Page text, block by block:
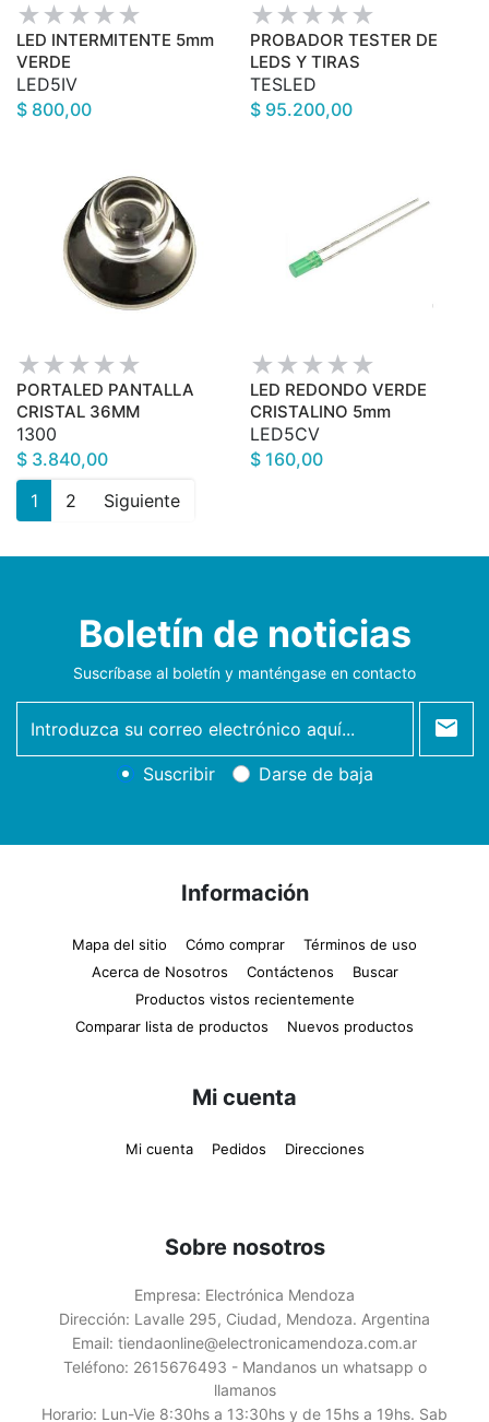
LED INTERMITENTE 5mm
VERDE
LED5IV
$ 800,00
PROBADOR TESTER DE
LEDS Y TIRAS
TESLED
$ 95.200,00
PORTALED PANTALLA
CRISTAL 36MM
1300
$ 3.840,00
LED REDONDO VERDE
CRISTALINO 5mm
LED5CV
$ 160,00
1
2 Siguiente
Boletín de noticias
Suscríbase al boletín y manténgase en contacto
newsletter
Suscribir Darse de baja
Información
Mapa del sitio Cómo comprar
Términos de uso
Acerca de Nosotros
Contáctenos
Buscar
Productos vistos recientemente
Comparar lista de productos
Nuevos productos
Mi cuenta
Mi cuenta Pedidos Direcciones
Sobre nosotros
Empresa: Electrónica Mendoza
Dirección: Lavalle 295, Ciudad, Mendoza. Argentina
Email: tiendaonline@electronicamendoza.com.ar
Teléfono: 2615676493 - Mandanos un whatsapp o
llamanos
Horario: Lun-Vie 8:30hs a 13:30hs y de 15hs a 19hs. Sab